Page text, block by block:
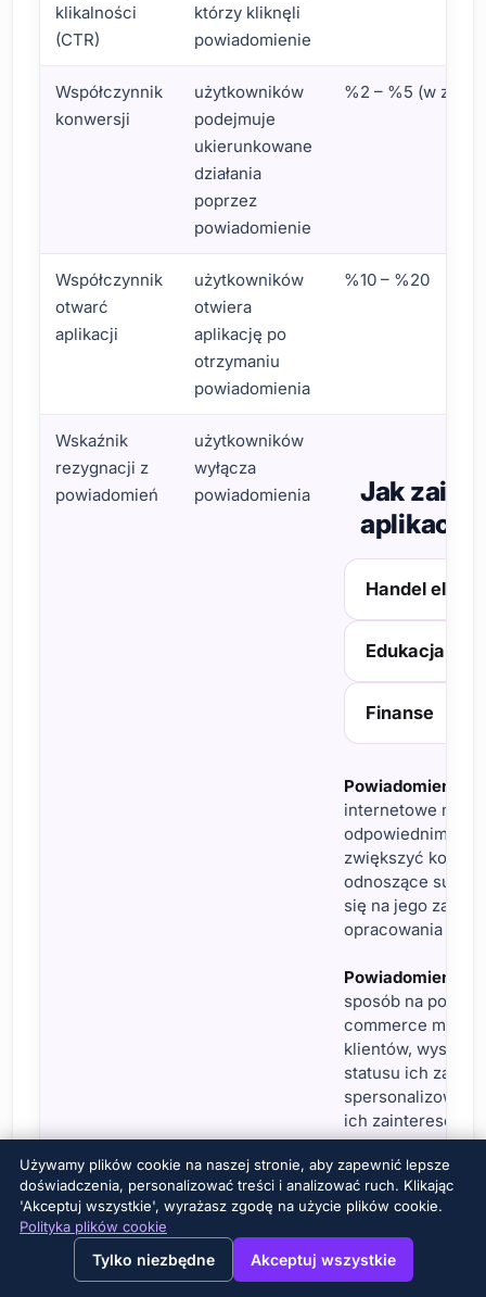
View this page in English?
klikalności
(CTR)
którzy kliknęli
powiadomienie
Współczynnik
konwersji
użytkowników
podejmuje
ukierunkowane
działania
poprzez
powiadomienie
%2 – %5 (w
Współczynnik
otwarć
aplikacji
użytkowników
otwiera
aplikację po
otrzymaniu
powiadomienia
%10 – %20
Wskaźnik
rezygnacji z
powiadomień
użytkowników
wyłącza
powiadomienia
Jak
Handel
Edukacja
Finanse
Powiadomienia
internetowe
odpowiednimi
zwiększyć
odnoszące
się na jego
opracowania
Powiadomienia
sposób na
commerce może
klientów,
statusu ich
ich
Sektor
Handel
Używamy plików cookie na naszej stronie, aby zapewnić lepsze
doświadczenia, personalizować treści i analizować ruch. Klikając
'Akceptuj wszystkie', wyrażasz zgodę na użycie plików cookie.
Polityka plików cookie
Tylko niezbędne Akceptuj wszystkie